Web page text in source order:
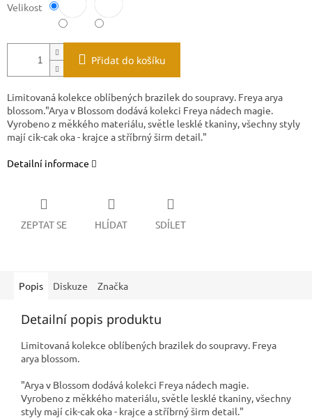
Velikost
Přidat do košíku
Limitovaná kolekce oblíbených brazilek do soupravy. Freya arya
blossom."Arya v Blossom dodává kolekci Freya nádech magie.
Vyrobeno z měkkého materiálu, světle lesklé tkaniny, všechny styly
mají cik-cak oka - krajce a stříbrný širm detail."
Detailní informace
ZEPTAT SE HLÍDAT SDÍLET
Popis Diskuze Značka
Detailní popis produktu
Limitovaná kolekce oblíbených brazilek do soupravy. Freya
arya blossom.
"Arya v Blossom dodává kolekci Freya nádech magie.
Vyrobeno z měkkého materiálu, světle lesklé tkaniny, všechny
styly mají cik-cak oka - krajce a stříbrný širm detail."